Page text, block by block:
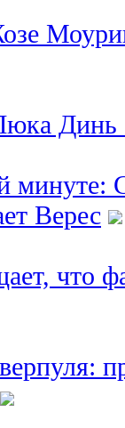
минуте:
Верес
что